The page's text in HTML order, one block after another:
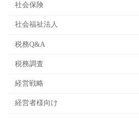
社会保険
社会福祉法人
税務Q&A
税務調査
経営戦略
経営者様向け